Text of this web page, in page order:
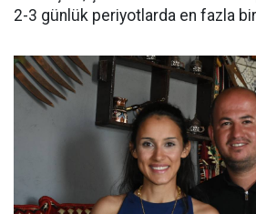
2-3 günlük periyotlarda en fazla